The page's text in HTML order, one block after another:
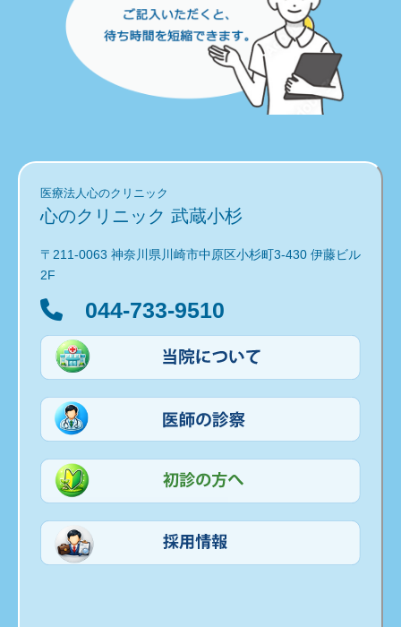
医療法人心のクリニック
心のクリニック 武蔵小杉
〒211-0063 神奈川県川崎市中原区小杉町3-430 伊藤ビル
2F
044-733-9510